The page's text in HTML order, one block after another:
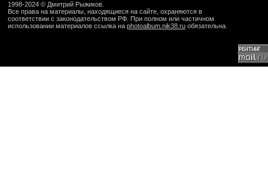
1998-2024 © Дмитрий Рыжиков
Все права на материалы, находящиеся на сайте, охраняются в
соответствии с законодательством РФ. При полном или частичном
использовании материалов ссылка на photoalbum.nik38.ru обязательна.